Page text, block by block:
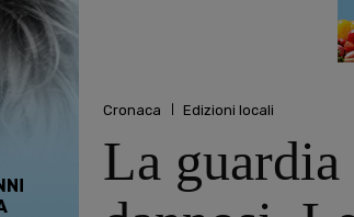
Cronaca Edizioni locali
La